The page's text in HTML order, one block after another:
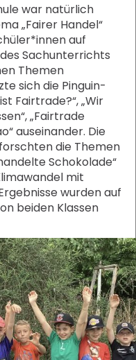
war natürlich
„Fairer Handel“
auf
Sachunterrichts
Themen
sich die Pinguin-
Fairtrade?“, „Wir
„Fairtrade
auseinander. Die
die Themen
Schokolade“
mit
wurden auf
beiden Klassen